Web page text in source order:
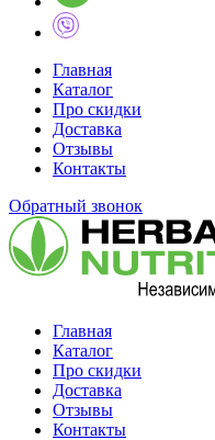
Главная
Каталог
Про скидки
Доставка
Отзывы
Контакты
Обратный звонок
Главная
Каталог
Про скидки
Доставка
Отзывы
Контакты